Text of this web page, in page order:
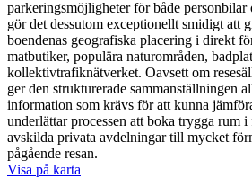
parkeringsmöjligheter för både personbilar
gör det dessutom exceptionellt smidigt att
boendenas geografiska placering i direkt
matbutiker, populära naturområden,
kollektivtrafiknätverket. Oavsett om
ger den strukturerade sammanställningen
information som krävs för att kunna
underlättar processen att boka trygga rum
avskilda privata avdelningar till mycket
pågående resan.
Visa på karta